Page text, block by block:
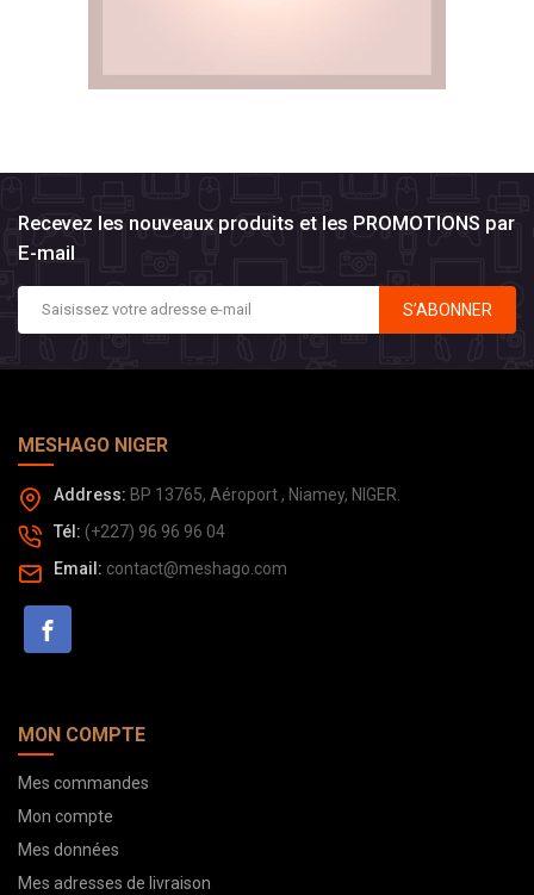
Recevez les nouveaux produits et les PROMOTIONS par
E-mail
S’ABONNER
MESHAGO NIGER
Address: BP 13765, Aéroport , Niamey, NIGER.
Tél: (+227) 96 96 96 04
Email: contact@meshago.com
MON COMPTE
Mes commandes
Mon compte
Mes données
Mes adresses de livraison